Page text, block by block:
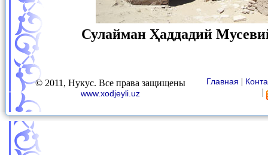
Сулайман Ҳаддадий
© 2011, Нукус. Все права защищены
www.xodjeyli.uz
Главная |
|